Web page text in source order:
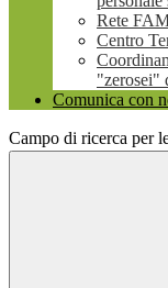
Rete
Centro
"zerosei"
Comunica con
Campo di ricerca per